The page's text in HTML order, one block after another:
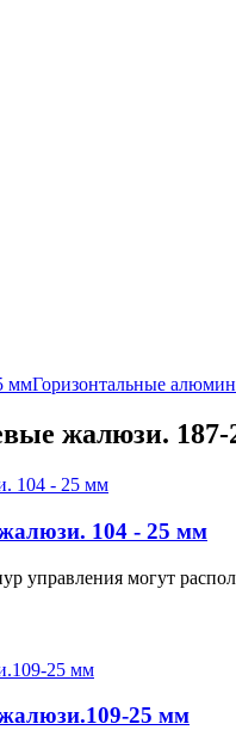
ммГоризонтальные
жалюзи.
104 - 25 мм
могут
25 мм